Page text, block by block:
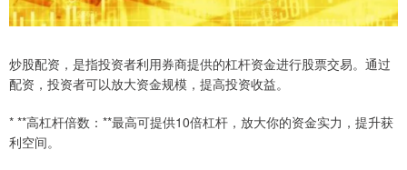
炒股配资，是指投资者利用券商提供的杠杆资金进行股票交易。通过
配资，投资者可以放大资金规模，提高投资收益。
* **高杠杆倍数：**最高可提供10倍杠杆，放大你的资金实力，提升获
利空间。